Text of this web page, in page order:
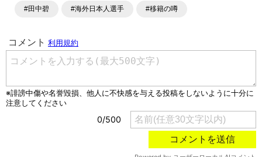
#田中碧 #海外日本人選手 #移籍の噂